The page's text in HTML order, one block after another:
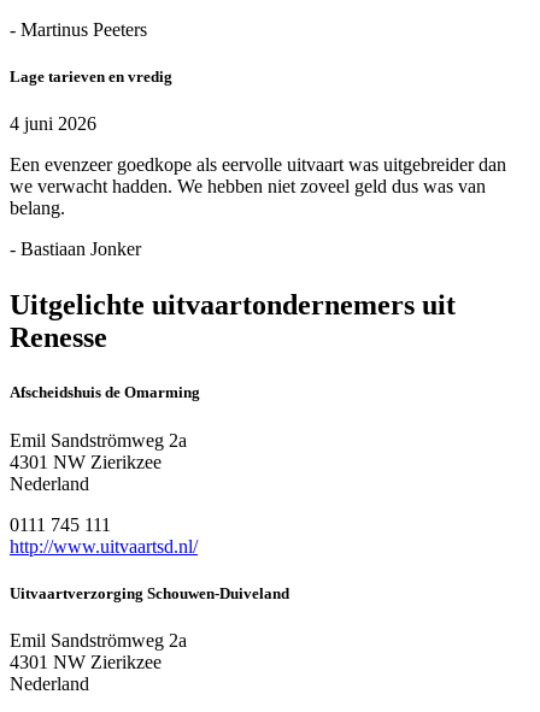
- Martinus Peeters
Lage tarieven en vredig
4 juni 2026
Een evenzeer goedkope als eervolle uitvaart was uitgebreider dan
we verwacht hadden. We hebben niet zoveel geld dus was van
belang.
- Bastiaan Jonker
Uitgelichte uitvaartondernemers uit
Renesse
Afscheidshuis de Omarming
Emil Sandströmweg 2a
4301 NW Zierikzee
Nederland
0111 745 111
http://www.uitvaartsd.nl/
Uitvaartverzorging Schouwen-Duiveland
Emil Sandströmweg 2a
4301 NW Zierikzee
Nederland